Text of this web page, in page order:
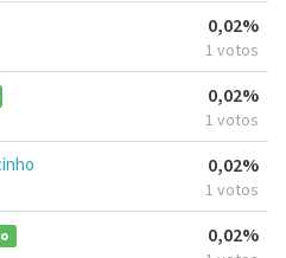
0,02%
1 votos
0,02%
1 votos
0,02%
1 votos
0,02%